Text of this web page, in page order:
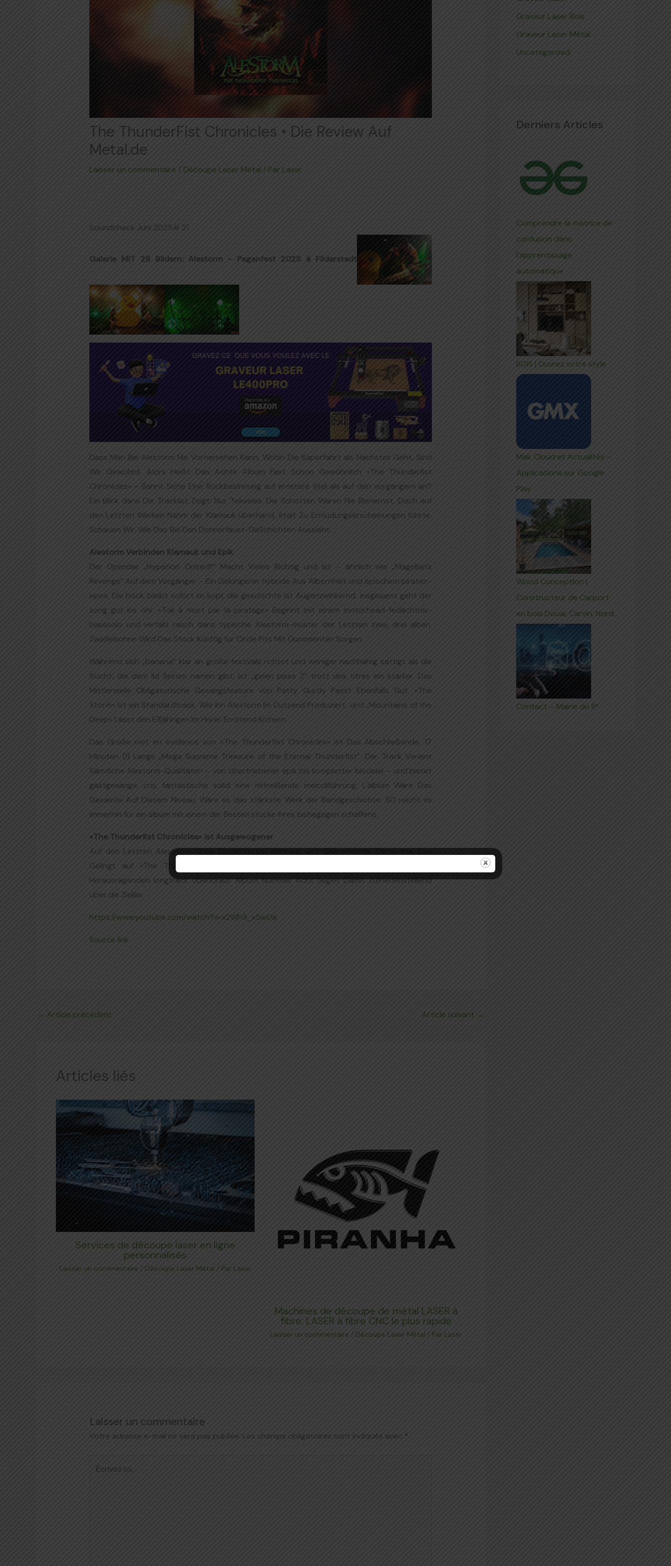
The ThunderFist Chronicles • Die Review Auf
Metal.de
Laisser un commentaire / Découpe Laser Métal / Par Laser
Soundcheck Juni 2025# 21
Galerie MIT 26 Bildern: Alestorm – Paganfest 2025 à Filderstadt
Dass Man Bei Alestorm Nie Vorhersehen Kann, Wohin Die Kaperfahrt als Nächstes Geht, Sind
Wir Gewohnt. Alors Heißt Das Achte Album Fast Schon Gewöhnlich «The Thunderfist
Chronicles» – Bahnt Siche Eine Rückbesinnung auf ernstere titel als auf den vorgängern an?
Ein Blick dans Die Tracklist Zeigt: Nur Teilweise. Die Schotten Waren Nie Bienernst, Doch auf
den Letzten Werken Nahm der Klamauk überhand, était Zu Ermüdungserscheinungen führte.
Schauen Wir, Wie Das Bei Den Donnerfaust-GeSchichten Aussieht.
Alestorm Verbinden Klamauk und Epik
Der Opender „Hyperion Omniriff“ Macht Vieles Richtig und Ist – ähnlich wie „Magellan's
Revenge“ Auf dem Vorgänger – Ein Gelungener hybride Aus Albernheit und épischem piraten-
epos. Die hook bleibt sofort im kopf, die geschichte ist Augenzwinkernd, insgesamt geht der
song gut ins ohr. «Tué à mort par la piratage« Beginnt mit einem motörhead-fedächtnis-
basssolo und verfällt rasch dans typische Alestorm-muster der Letzten zwei, drei alben.
Zweifelsohne Wird Das Stück Künftig für Circle Pits Mit Gummienten Sorgen.
Während sich „banana“ klar an große festivals richtet und weniger nachhaltig sättigt als die
frucht, die dem lid Seinen namen gibt, ist „gelen pisse 2“ trotz des titres ein starker. Das
Mittlerweile Obligatorische Gesangsfeature von Patty Gurdy Passt Ebenfalls Gut. «The
Storm» Ist ein Standardtrack, Wie ihn Alestorm Im Dutzend Produziert, und „Mountains of the
Deep« Lässt den Elfjährigen Im Hörer Errötend Kichern.
Das Große met en évidence von «The Thunderfist Chronicles» ist Das Abschließende, 17
Minuten (!) Lange „Mega Supreme Treasure of the Eternal Thunderfist”. Der Track Vereint
Sämtliche Alestorm-Qualitäten – von übertriebener epik bis kompletter blödelei – und bietet
gastgesänge, cris, fantastische solid eine mitreißende melodiführung. L'album Wäre Das
Gesamte Auf Diesem Niveau, Wäre es das stärkste Werk der Bandgeschichte. SO reicht es
immerhin für ein album mit einem der Besten stücke ihres bishegegen schaffens.
«The Thunderfist Chronicles» ist Ausgewogener
Auf den Letzten Alestorm-Alben Dominitierten Klamauk und Genrefremde Elementte. Das
Gelingt auf «The Thunderfist Chronicles» Deutlich Ausgewogener – und mit einem
Herausragenden longtrack obendrauf. Album Nummer Acht Segelt Damit Zufriedenstellend
über die Zielliie.
https://www.youtube.com/watch?v=x2Wh9_x5w0a
Source link
← Article précédent Article suivant →
Articles liés
Services de découpe laser en ligne
personnalisés
Laisser un commentaire / Découpe Laser Métal / Par Laser
Machines de découpe de métal LASER à
fibre: LASER à fibre CNC le plus rapide
Laisser un commentaire / Découpe Laser Métal / Par Laser
Laisser un commentaire
Votre adresse e-mail ne sera pas publiée. Les champs obligatoires sont indiqués avec *
Graveur Laser Bois
Graveur Laser Métal
Uncategorized
Derniers Articles
Comprendre la matrice de
confusion dans
l'apprentissage
automatique
BOIS | Ouvrez votre style
Mail, Cloud et Actualités –
Applications sur Google
Play
Wood Conception |
Constructeur de Carport
en bois Douai, Carvin, Nord…
Contact – Mairie du 8ᵉ